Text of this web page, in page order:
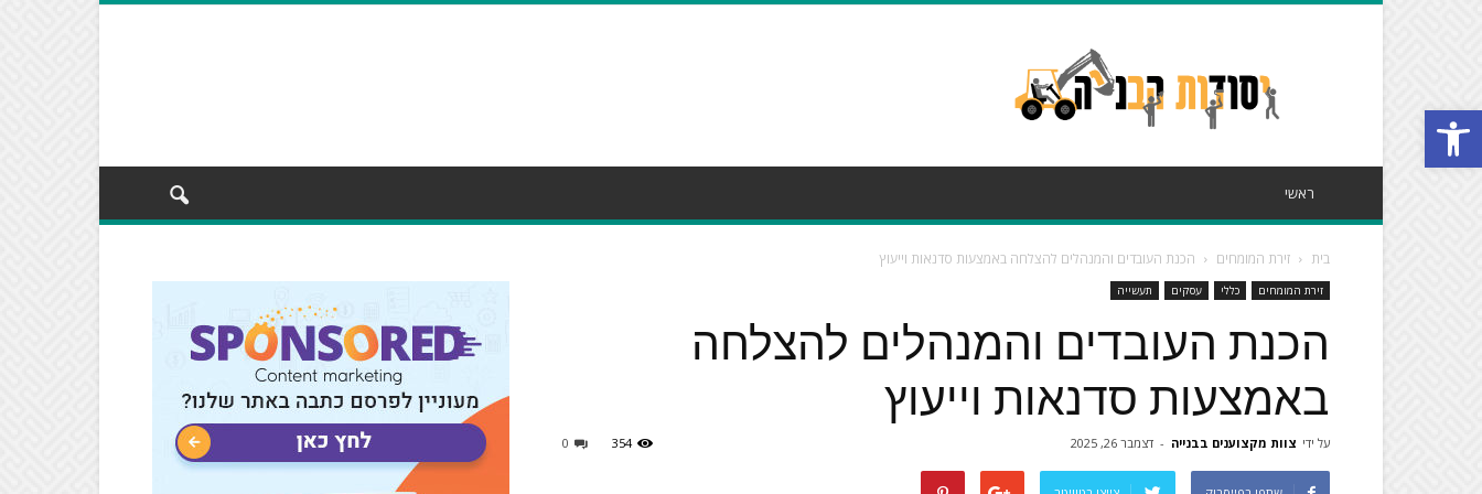
פתח סרגל נגישות
יסודות
הבנייה
ראשי
בית זירת המומחים הכנת העובדים והמנהלים להצלחה באמצעות סדנאות וייעוץ
זירת המומחים כללי עסקים תעשייה
הכנת העובדים והמנהלים להצלחה
באמצעות סדנאות וייעוץ
על ידי צוות מקצוענים בבנייה - דצמבר 26, 2025 0 354